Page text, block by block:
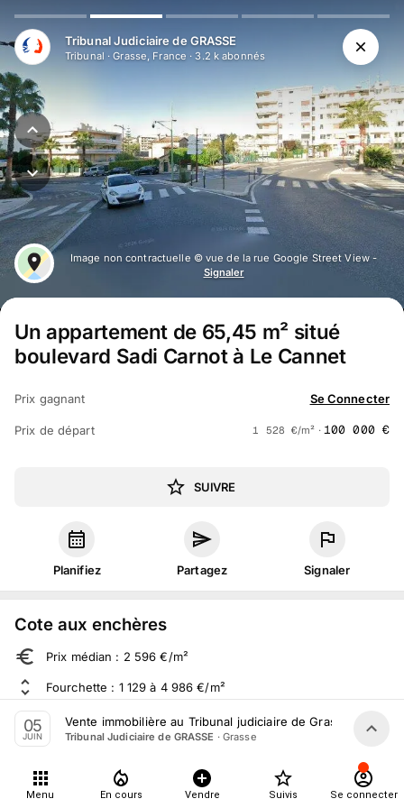
Tribunal Judiciaire de GRASSE
Tribunal ·Grasse, France ·3.2 k abonnés
Image non contractuelle © vue de la rue Google Street View -
Signaler
Un appartement de 65,45 m² situé
boulevard Sadi Carnot à Le Cannet
Prix gagnant Se Connecter
Prix de départ 1 528 €/m² · 100 000 €
SUIVRE
Planifiez Partagez Signaler
Cote aux enchères
Prix médian : 2 596 €/m²
Fourchette : 1 129 à 4 986 €/m²
Sur 1 065 ventes aux enchères dans le département
À propos
05
JUIN
Vente immobilière au Tribunal judiciaire de Grasse le 5
Tribunal Judiciaire de GRASSE · Grasse
Menu En cours Vendre Suivis Se connecter